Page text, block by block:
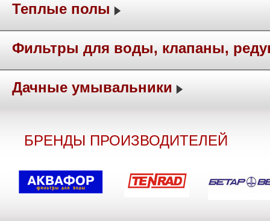
Теплые полы
Фильтры для воды, клапаны,
Дачные умывальники
БРЕНДЫ ПРОИЗВОДИТЕЛЕЙ